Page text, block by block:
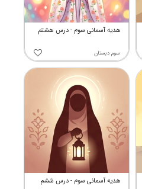
هدیه آسمانی سوم - درس هشتم
سوم دبستان
هدیه آسمانی سوم - درس ششم